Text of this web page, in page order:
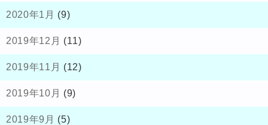
2020年1月 (9)
2019年12月 (11)
2019年11月 (12)
2019年10月 (9)
2019年9月 (5)